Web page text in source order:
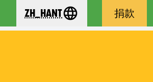
捐款
your language
zh_Hant